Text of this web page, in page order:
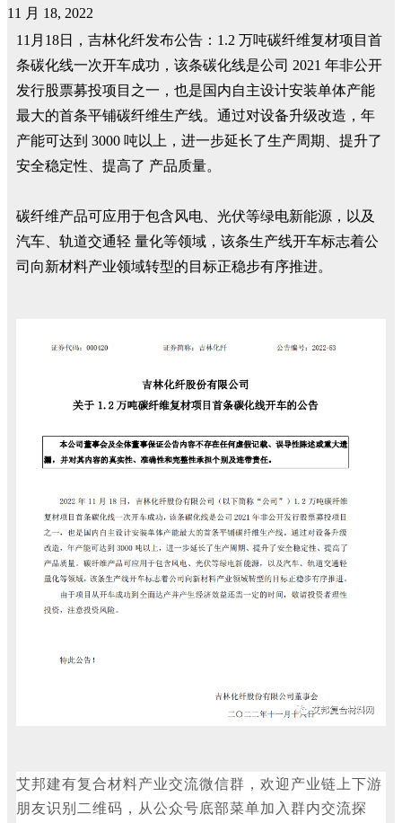
11 月 18, 2022
11月18日，吉林化纤发布公告：1.2 万吨碳纤维复材项目首
条碳化线一次开车成功，该条碳化线是公司 2021 年非公开
发行股票募投项目之一，也是国内自主设计安装单体产能
最大的首条平铺碳纤维生产线。通过对设备升级改造，年
产能可达到 3000 吨以上，进一步延长了生产周期、提升了
安全稳定性、提高了 产品质量。
碳纤维产品可应用于包含风电、光伏等绿电新能源，以及
汽车、轨道交通轻 量化等领域，该条生产线开车标志着公
司向新材料产业领域转型的目标正稳步有序推进。
艾邦建有复合材料产业交流微信群，欢迎 产业链上下游
朋友识别二维码，从公众号底部菜单加入群内交流探